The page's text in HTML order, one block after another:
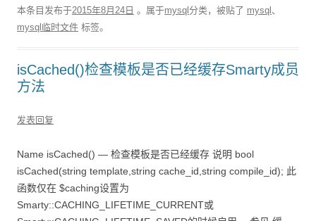
本条目发布于2015年8月24日 。属于mysql 分类，被贴了 mysql 、
mysql临时文件 标签。
isCached()检查模板是否已经缓存Smarty成员
方法
发表回复
Name isCached() — 检查模板是否已经缓存 说明 bool
isCached(string template,string cache_id,string compile_id); 此
函数仅在 $caching设置为
Smarty::CACHING_LIFETIME_CURRENT或